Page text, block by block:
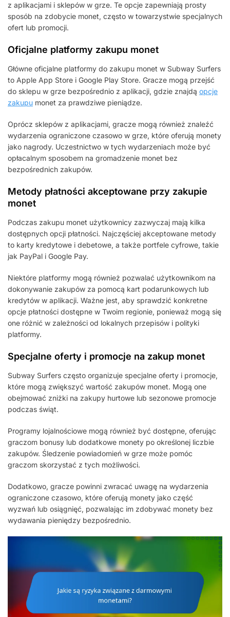
z aplikacjami i sklepów w grze. Te opcje zapewniają prosty
sposób na zdobycie monet, często w towarzystwie specjalnych
ofert lub promocji.
Oficjalne platformy zakupu monet
Główne oficjalne platformy do zakupu monet w Subway Surfers
to Apple App Store i Google Play Store. Gracze mogą przejść
do sklepu w grze bezpośrednio z aplikacji, gdzie znajdą opcje
zakupu monet za prawdziwe pieniądze.
Oprócz sklepów z aplikacjami, gracze mogą również znaleźć
wydarzenia ograniczone czasowo w grze, które oferują monety
jako nagrody. Uczestnictwo w tych wydarzeniach może być
opłacalnym sposobem na gromadzenie monet bez
bezpośrednich zakupów.
Metody płatności akceptowane przy zakupie
monet
Podczas zakupu monet użytkownicy zazwyczaj mają kilka
dostępnych opcji płatności. Najczęściej akceptowane metody
to karty kredytowe i debetowe, a także portfele cyfrowe, takie
jak PayPal i Google Pay.
Niektóre platformy mogą również pozwalać użytkownikom na
dokonywanie zakupów za pomocą kart podarunkowych lub
kredytów w aplikacji. Ważne jest, aby sprawdzić konkretne
opcje płatności dostępne w Twoim regionie, ponieważ mogą się
one różnić w zależności od lokalnych przepisów i polityki
platformy.
Specjalne oferty i promocje na zakup monet
Subway Surfers często organizuje specjalne oferty i promocje,
które mogą zwiększyć wartość zakupów monet. Mogą one
obejmować zniżki na zakupy hurtowe lub sezonowe promocje
podczas świąt.
Programy lojalnościowe mogą również być dostępne, oferując
graczom bonusy lub dodatkowe monety po określonej liczbie
zakupów. Śledzenie powiadomień w grze może pomóc
graczom skorzystać z tych możliwości.
Dodatkowo, gracze powinni zwracać uwagę na wydarzenia
ograniczone czasowo, które oferują monety jako część
wyzwań lub osiągnięć, pozwalając im zdobywać monety bez
wydawania pieniędzy bezpośrednio.